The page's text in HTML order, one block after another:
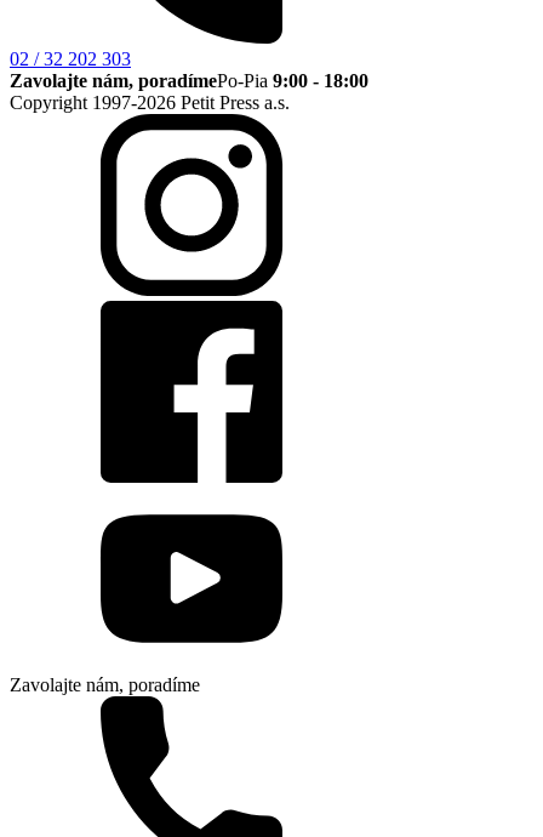
02 / 32 202 303
Zavolajte nám, poradímePo-Pia 9:00 - 18:00
Copyright 1997-2026 Petit Press a.s.
Zavolajte nám, poradíme